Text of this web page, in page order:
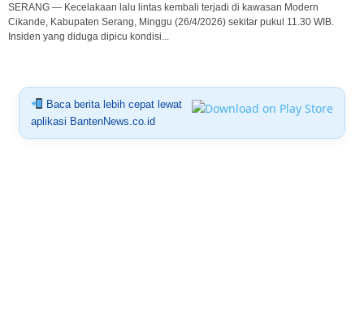
SERANG — Kecelakaan lalu lintas kembali terjadi di kawasan Modern
Cikande, Kabupaten Serang, Minggu (26/4/2026) sekitar pukul 11.30 WIB.
Insiden yang diduga dipicu kondisi...
Baca berita lebih cepat lewat
aplikasi BantenNews.co.id